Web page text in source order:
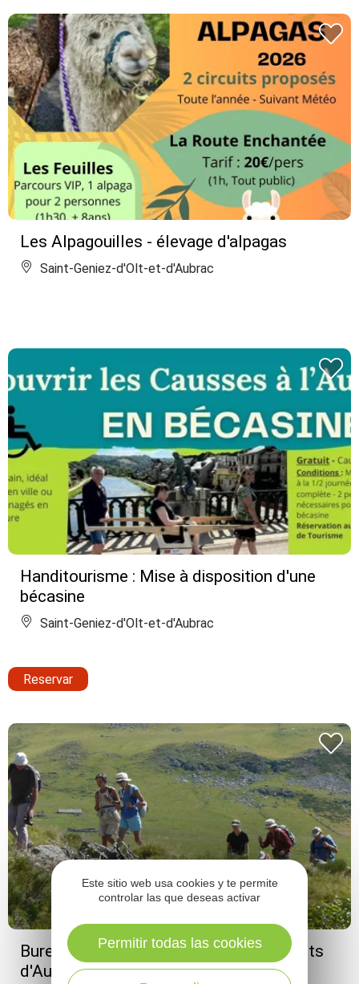
Les Alpagouilles - élevage d'alpagas
Saint-Geniez-d'Olt-et-d'Aubrac
Handitourisme : Mise à disposition d'une
bécasine
Saint-Geniez-d'Olt-et-d'Aubrac
Reservar
Bureau des accompagnateurs des Monts
d'Aubrac - Randonnée
Este sitio web usa cookies y te permite
controlar las que deseas activar
Permitir todas las cookies